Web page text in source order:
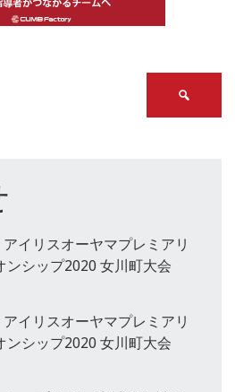
アイリスオーヤマプレミアリ
ンシップ2020 女川町大会
アイリスオーヤマプレミアリ
ンシップ2020 女川町大会